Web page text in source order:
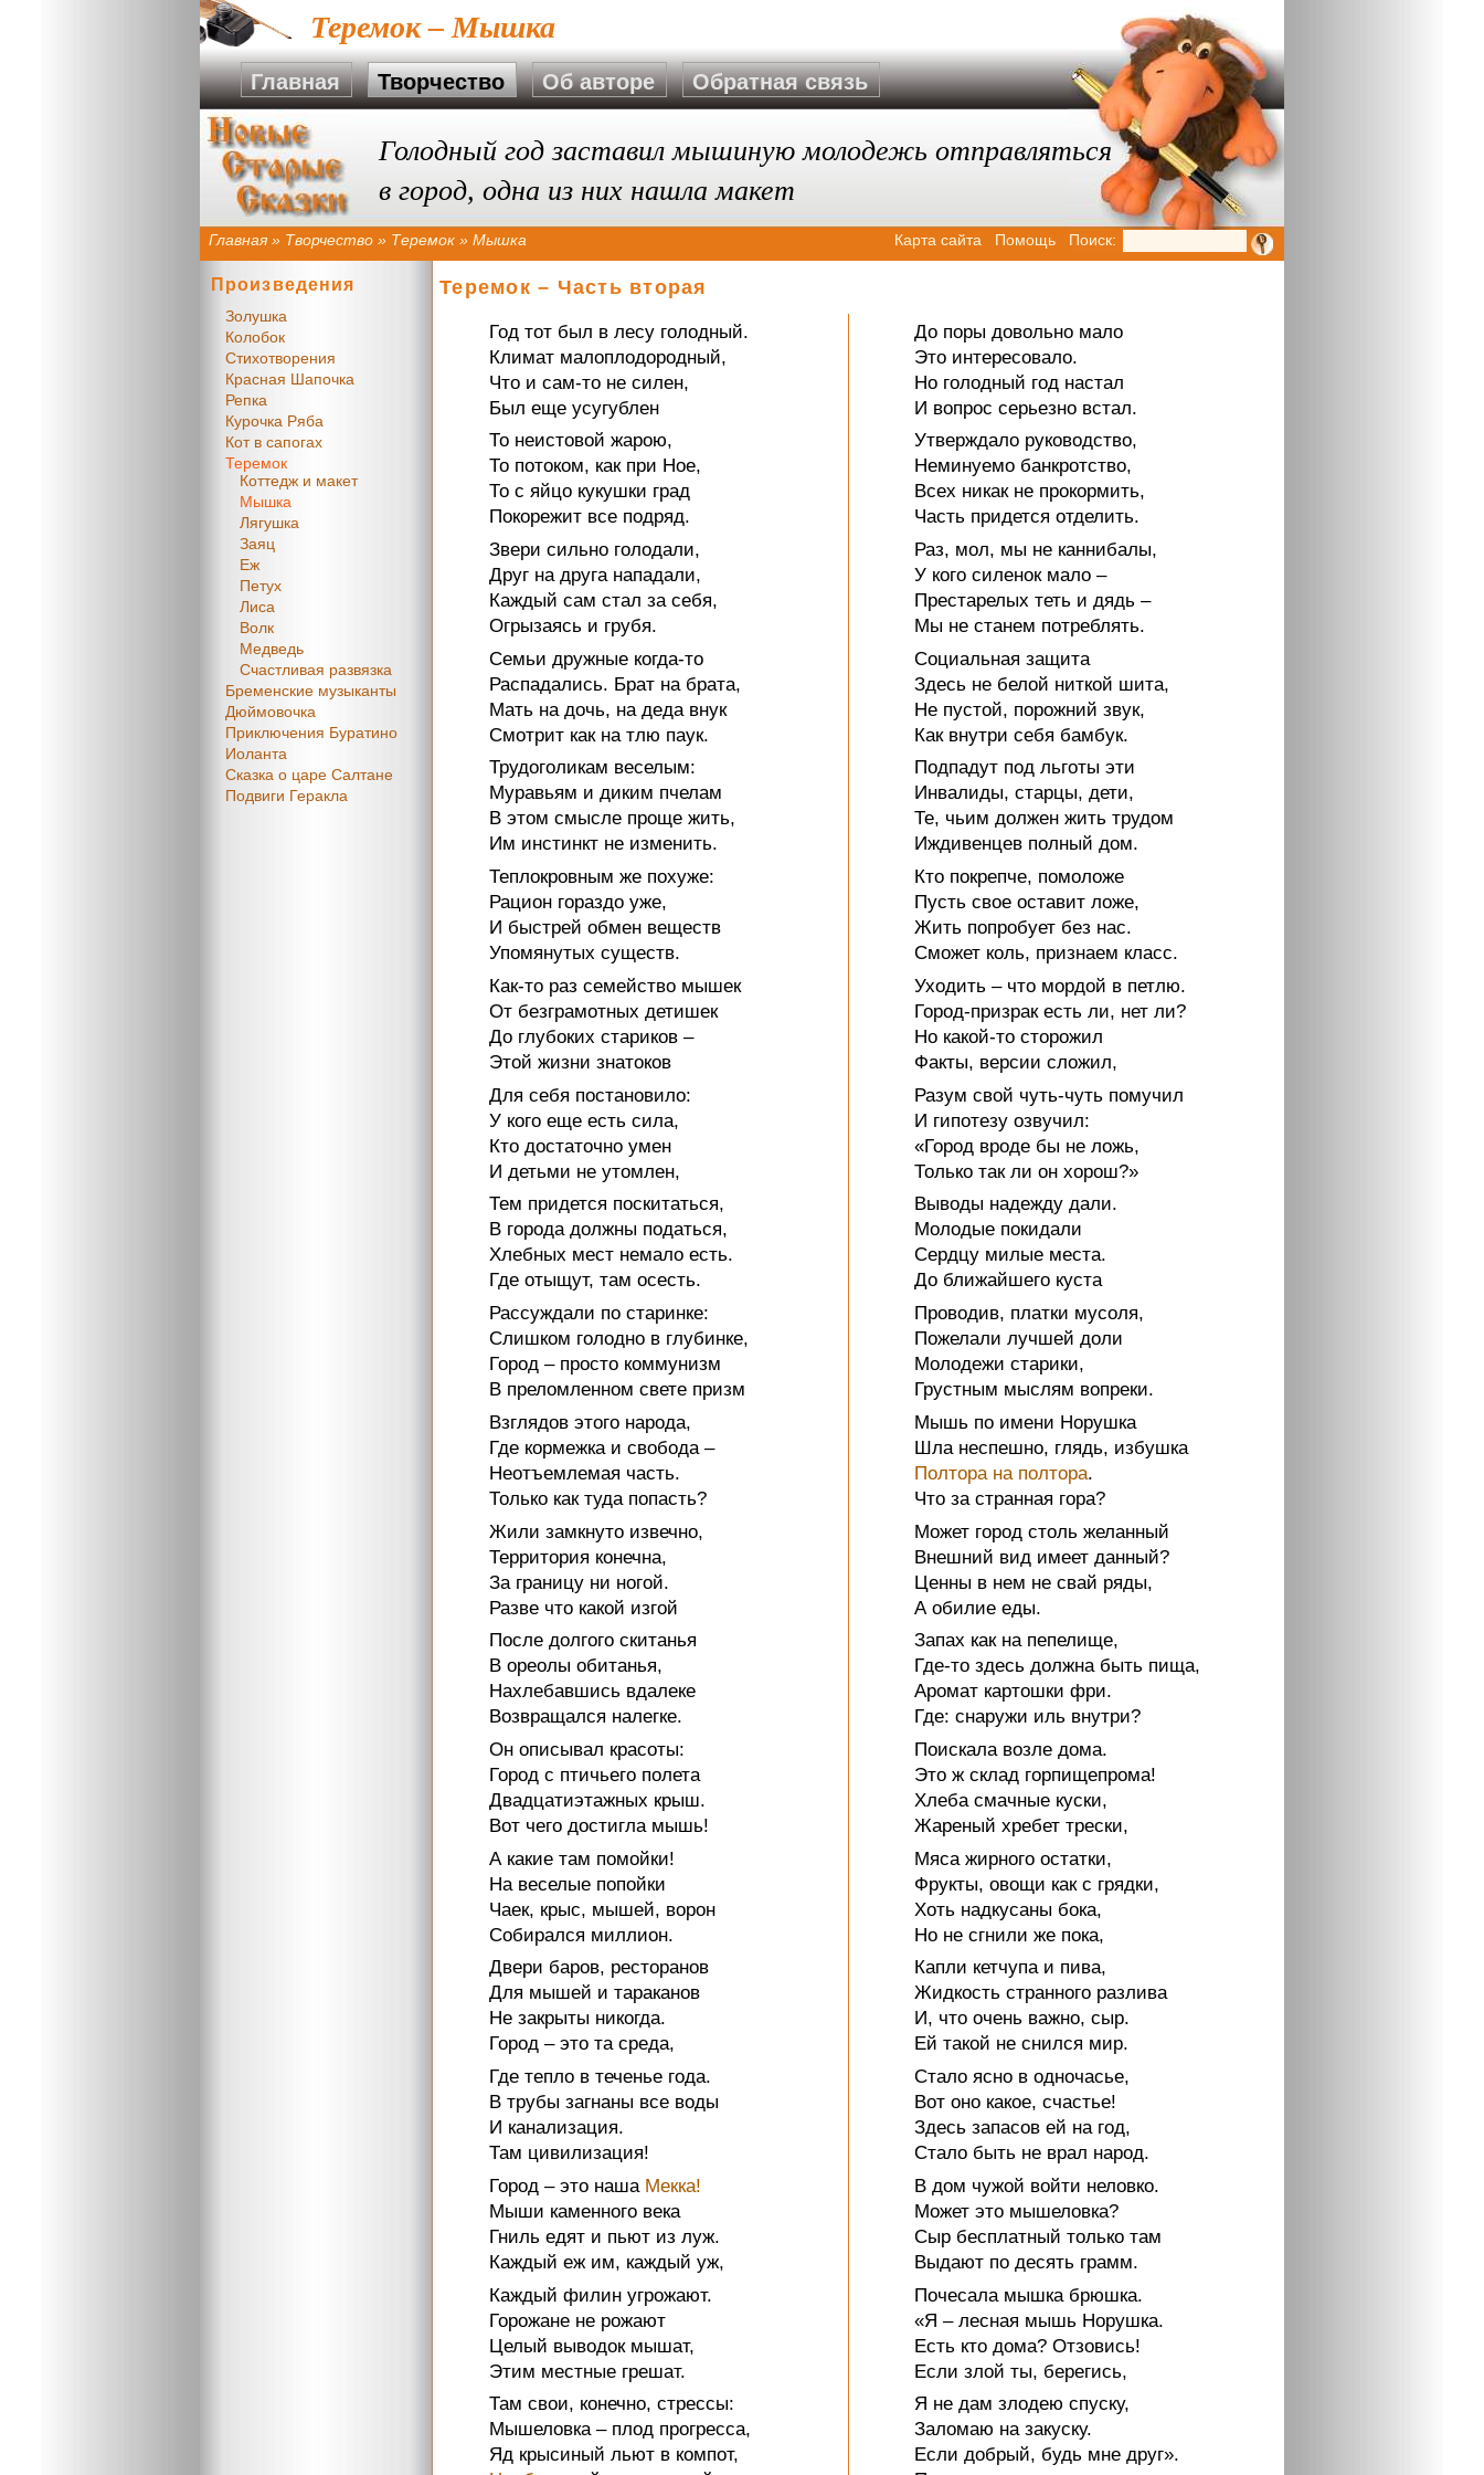
Теремок – Мышка
Главная Творчество Об авторе Обратная связь
Голодный год заставил мышиную молодежь отправляться
в город, одна из них нашла макет
Главная » Творчество » Теремок » Мышка Карта сайта Помощь Поиск:
Теремок – Часть вторая
Год тот был в лесу голодный.
Климат малоплодородный,
Что и сам-то не силен,
Был еще усугублен
То неистовой жарою,
То потоком, как при Ное,
То с яйцо кукушки град
Покорежит все подряд.
Звери сильно голодали,
Друг на друга нападали,
Каждый сам стал за себя,
Огрызаясь и грубя.
Семьи дружные когда-то
Распадались. Брат на брата,
Мать на дочь, на деда внук
Смотрит как на тлю паук.
Трудоголикам веселым:
Муравьям и диким пчелам
В этом смысле проще жить,
Им инстинкт не изменить.
Теплокровным же похуже:
Рацион гораздо уже,
И быстрей обмен веществ
Упомянутых существ.
Как-то раз семейство мышек
От безграмотных детишек
До глубоких стариков –
Этой жизни знатоков
Для себя постановило:
У кого еще есть сила,
Кто достаточно умен
И детьми не утомлен,
Тем придется поскитаться,
В города должны податься,
Хлебных мест немало есть.
Где отыщут, там осесть.
Рассуждали по старинке:
Слишком голодно в глубинке,
Город – просто коммунизм
В преломленном свете призм
Взглядов этого народа,
Где кормежка и свобода –
Неотъемлемая часть.
Только как туда попасть?
Жили замкнуто извечно,
Территория конечна,
За границу ни ногой.
Разве что какой изгой
После долгого скитанья
В ореолы обитанья,
Нахлебавшись вдалеке
Возвращался налегке.
Он описывал красоты:
Город с птичьего полета
Двадцатиэтажных крыш.
Вот чего достигла мышь!
А какие там помойки!
На веселые попойки
Чаек, крыс, мышей, ворон
Собирался миллион.
Двери баров, ресторанов
Для мышей и тараканов
Не закрыты никогда.
Город – это та среда,
Где тепло в теченье года.
В трубы загнаны все воды
И канализация.
Там цивилизация!
Город – это наша Мекка!
Мыши каменного века
Гниль едят и пьют из луж.
Каждый еж им, каждый уж,
Каждый филин угрожают.
Горожане не рожают
Целый выводок мышат,
Этим местные грешат.
Там свои, конечно, стрессы:
Мышеловка – плод прогресса,
Яд крысиный льют в компот,
До поры довольно мало
Это интересовало.
Но голодный год настал
И вопрос серьезно встал.
Утверждало руководство,
Неминуемо банкротство,
Всех никак не прокормить,
Часть придется отделить.
Раз, мол, мы не каннибалы,
У кого силенок мало –
Престарелых теть и дядь –
Мы не станем потреблять.
Социальная защита
Здесь не белой ниткой шита,
Не пустой, порожний звук,
Как внутри себя бамбук.
Подпадут под льготы эти
Инвалиды, старцы, дети,
Те, чьим должен жить трудом
Иждивенцев полный дом.
Кто покрепче, помоложе
Пусть свое оставит ложе,
Жить попробует без нас.
Сможет коль, признаем класс.
Уходить – что мордой в петлю.
Город-призрак есть ли, нет ли?
Но какой-то сторожил
Факты, версии сложил,
Разум свой чуть-чуть помучил
И гипотезу озвучил:
«Город вроде бы не ложь,
Только так ли он хорош?»
Выводы надежду дали.
Молодые покидали
Сердцу милые места.
До ближайшего куста
Проводив, платки мусоля,
Пожелали лучшей доли
Молодежи старики,
Грустным мыслям вопреки.
Мышь по имени Норушка
Шла неспешно, глядь, избушка
Полтора на полтора.
Что за странная гора?
Может город столь желанный
Внешний вид имеет данный?
Ценны в нем не свай ряды,
А обилие еды.
Запах как на пепелище,
Где-то здесь должна быть пища,
Аромат картошки фри.
Где: снаружи иль внутри?
Поискала возле дома.
Это ж склад горпищепрома!
Хлеба смачные куски,
Жареный хребет трески,
Мяса жирного остатки,
Фрукты, овощи как с грядки,
Хоть надкусаны бока,
Но не сгнили же пока,
Капли кетчупа и пива,
Жидкость странного разлива
И, что очень важно, сыр.
Ей такой не снился мир.
Стало ясно в одночасье,
Вот оно какое, счастье!
Здесь запасов ей на год,
Стало быть не врал народ.
В дом чужой войти неловко.
Может это мышеловка?
Сыр бесплатный только там
Выдают по десять грамм.
Почесала мышка брюшка.
«Я – лесная мышь Норушка.
Есть кто дома? Отзовись!
Если злой ты, берегись,
Я не дам злодею спуску,
Заломаю на закуску.
Если добрый, будь мне друг».
Произведения
Золушка
Колобок
Стихотворения
Красная Шапочка
Репка
Курочка Ряба
Кот в сапогах
Теремок
Коттедж и макет
Мышка
Лягушка
Заяц
Еж
Петух
Лиса
Волк
Медведь
Счастливая развязка
Бременские музыканты
Дюймовочка
Приключения Буратино
Иоланта
Сказка о царе Салтане
Подвиги Геракла